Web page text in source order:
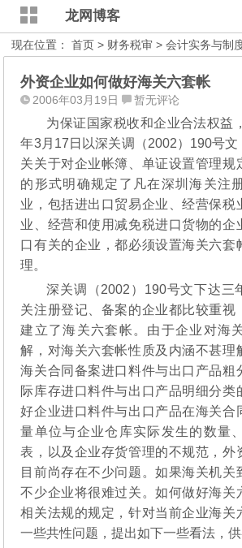
龙网博客
现在位置：首页 > 财务税审 >会计实务与制
外资企业如何做好海关六套帐
2006年03月19日 暂无评论
为保证国家税收和企业合法权益
年3月17日以深关调（2002）190号
关关于对企业帐簿、单证设置管理规
的形式明确规定了凡在深圳海关注
业，包括进出口贸易企业、经营保税
业、经营和使用减免税进口货物的企
口有关的企业，都必须设置海关六套
理。
深关调（2002）190号文下达三
关注册登记、备案的企业都比较重视
建立了海关六套帐。 由于企业对海
解，对海关六套帐性质及内涵不甚理
海关合同备案进口料件与出口产品粗
际库存进口料件与出口产品明细分类
好企业进口料件与出口产品在海关合
量单位与企业仓库实际发生的数量
表，以及企业存货管理的不规范，外
目前尚存在不少问题。如果海关机关
不少企业将很难过关。如何做好海关
相关法规的规定，针对当前企业海关
一些共性问题，提出如下一些看法，供